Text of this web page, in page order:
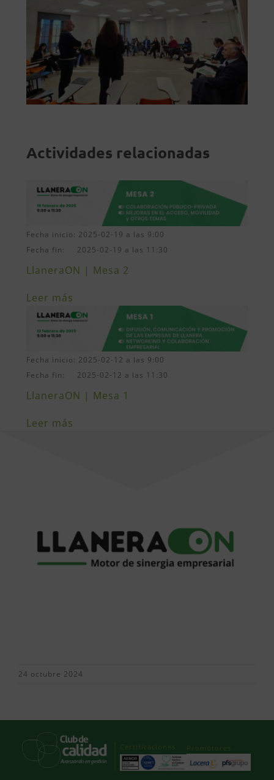
Actividades relacionadas
Fecha inicio: 2025-02-19 a las 9:00
Fecha fin: 2025-02-19 a las 11:30
LlaneraON | Mesa 2
Leer más
Fecha inicio: 2025-02-12 a las 9:00
Fecha fin: 2025-02-12 a las 11:30
LlaneraON | Mesa 1
Leer más
24 octubre 2024
Certificaciones Promotores